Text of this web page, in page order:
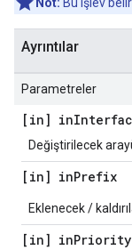
Ayrıntılar
Parametreler
[in] in
Değiştirilecek
[in] inPrefix
Eklenecek /
[in] inPriority